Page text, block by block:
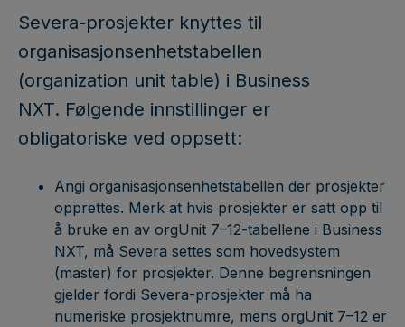
Severa-prosjekter knyttes til
organisasjonsenhetstabellen
(organization unit table) i Business
NXT. Følgende innstillinger er
obligatoriske ved oppsett:
Angi organisasjonsenhetstabellen der prosjekter
opprettes. Merk at hvis prosjekter er satt opp til
å bruke en av orgUnit 7–12-tabellene i Business
NXT, må Severa settes som hovedsystem
(master) for prosjekter. Denne begrensningen
gjelder fordi Severa-prosjekter må ha
numeriske prosjektnumre, mens orgUnit 7–12 er